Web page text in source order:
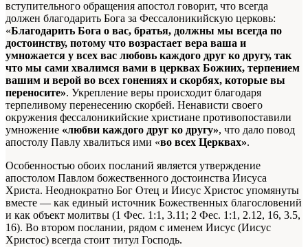
вступительного обращения апостол говорит, что всегда
должен благодарить Бога за Фессалоникийскую церковь:
«Благодарить Бога о вас, братья, должны мы всегда по
достоинству, потому что возрастает вера ваша и
умножается у всех вас любовь каждого друг ко другу, так
что мы сами хвалимся вами в церквах Божиих, терпением
вашим и верой во всех гонениях и скорбях, которые вы
переносите». Укрепление веры происходит благодаря
терпеливому перенесению скорбей. Ненависти своего
окружения фессалоникийские христиане противопоставили
умножение «любви каждого друг ко другу», что дало повод
апостолу Павлу хвалиться ими «во всех Церквах».
Особенностью обоих посланий является утверждение
апостолом Павлом божественного достоинства Иисуса
Христа. Неоднократно Бог Отец и Иисус Христос упомянуты
вместе — как единый источник Божественных благословений
и как объект молитвы (1 Фес. 1:1, 3.11; 2 Фес. 1:1, 2.12, 16, 3.5,
16). Во втором послании, рядом с именем Иисус (Иисус
Христос) всегда стоит титул Господь.